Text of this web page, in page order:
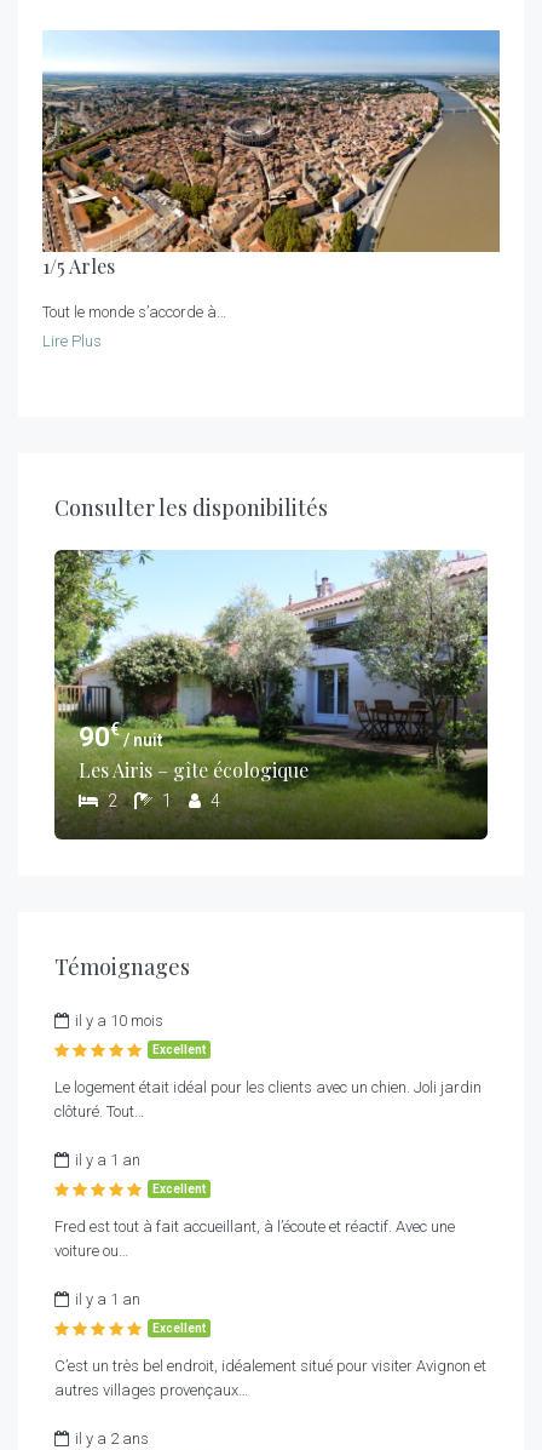
1/5 Arles
Tout le monde s’accorde à…
Lire Plus
Consulter les disponibilités
90€
/ nuit
Les Airis – gîte écologique
2 1 4
Témoignages
il y a 10 mois
Excellent
Le logement était idéal pour les clients avec un chien. Joli jardin
clôturé. Tout…
il y a 1 an
Excellent
Fred est tout à fait accueillant, à l’écoute et réactif. Avec une
voiture ou…
il y a 1 an
Excellent
C’est un très bel endroit, idéalement situé pour visiter Avignon et
autres villages provençaux…
il y a 2 ans